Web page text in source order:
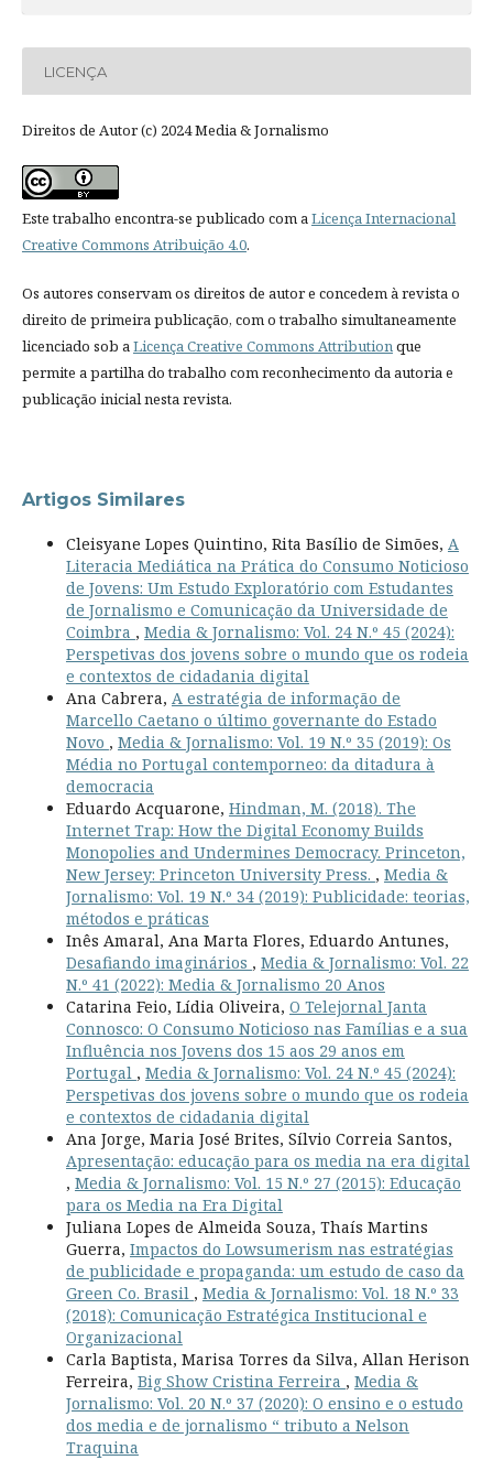
LICENÇA
Direitos de Autor (c) 2024 Media & Jornalismo
Este trabalho encontra-se publicado com aLicença Internacional
Creative Commons Atribuição 4.0.
Os autores conservam os direitos de autor e concedem à revista o
direito de primeira publicação, com o trabalho simultaneamente
licenciado sob aLicença Creative Commons Attributionque
permite a partilha do trabalho com reconhecimento da autoria e
publicação inicial nesta revista.
Artigos Similares
Cleisyane Lopes Quintino, Rita Basílio de Simões, A
Literacia Mediática na Prática do Consumo Noticioso
de Jovens: Um Estudo Exploratório com Estudantes
de Jornalismo e Comunicação da Universidade de
Coimbra , Media & Jornalismo: Vol. 24 N.º 45 (2024):
Perspetivas dos jovens sobre o mundo que os rodeia
e contextos de cidadania digital
Ana Cabrera, A estratégia de informação de
Marcello Caetano o último governante do Estado
Novo , Media & Jornalismo: Vol. 19 N.º 35 (2019): Os
Média no Portugal contemporneo: da ditadura à
democracia
Eduardo Acquarone, Hindman, M. (2018). The
Internet Trap: How the Digital Economy Builds
Monopolies and Undermines Democracy. Princeton,
New Jersey: Princeton University Press. , Media &
Jornalismo: Vol. 19 N.º 34 (2019): Publicidade: teorias,
métodos e práticas
Inês Amaral, Ana Marta Flores, Eduardo Antunes,
Desafiando imaginários , Media & Jornalismo: Vol. 22
N.º 41 (2022): Media & Jornalismo 20 Anos
Catarina Feio, Lídia Oliveira, O Telejornal Janta
Connosco: O Consumo Noticioso nas Famílias e a sua
Influência nos Jovens dos 15 aos 29 anos em
Portugal , Media & Jornalismo: Vol. 24 N.º 45 (2024):
Perspetivas dos jovens sobre o mundo que os rodeia
e contextos de cidadania digital
Ana Jorge, Maria José Brites, Sílvio Correia Santos,
Apresentação: educação para os media na era digital
, Media & Jornalismo: Vol. 15 N.º 27 (2015): Educação
para os Media na Era Digital
Juliana Lopes de Almeida Souza, Thaís Martins
Guerra, Impactos do Lowsumerism nas estratégias
de publicidade e propaganda: um estudo de caso da
Green Co. Brasil , Media & Jornalismo: Vol. 18 N.º 33
(2018): Comunicação Estratégica Institucional e
Organizacional
Carla Baptista, Marisa Torres da Silva, Allan Herison
Ferreira, Big Show Cristina Ferreira , Media &
Jornalismo: Vol. 20 N.º 37 (2020): O ensino e o estudo
dos media e de jornalismo “ tributo a Nelson
Traquina